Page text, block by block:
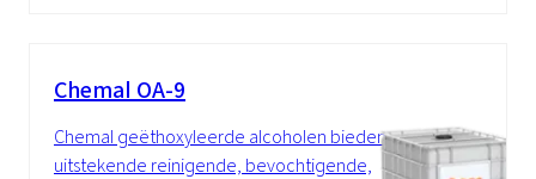
Chemal OA-9
Chemal geëthoxyleerde alcoholen bieden
uitstekende reinigende, bevochtigende,